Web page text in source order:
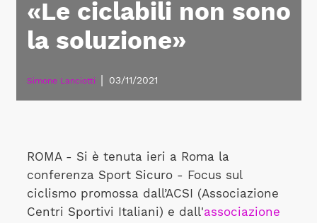
«Le ciclabili non sono
la soluzione»
Simone Lanciotti 03/11/2021
ROMA - Si è tenuta ieri a Roma la
conferenza Sport Sicuro - Focus sul
ciclismo promossa dall’ACSI (Associazione
Centri Sportivi Italiani) e dall'associazione